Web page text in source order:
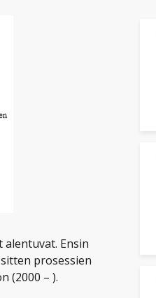
Ensin
prosessien
(2000 – ).